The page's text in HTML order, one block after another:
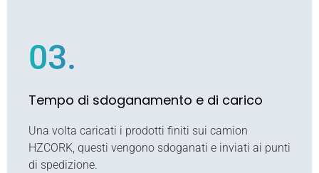
03.
Tempo di sdoganamento e di carico
Una volta caricati i prodotti finiti sui camion
HZCORK, questi vengono sdoganati e inviati ai punti
di spedizione.